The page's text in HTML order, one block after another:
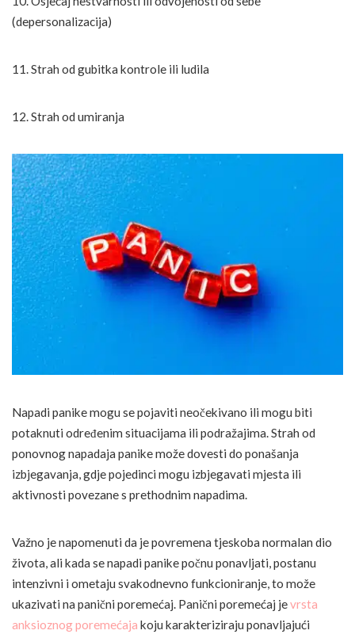
(depersonalizacija)
11. Strah od gubitka kontrole ili ludila
12. Strah od umiranja
Napadi panike mogu se pojaviti neočekivano ili mogu biti
potaknuti određenim situacijama ili podražajima. Strah od
ponovnog napadaja panike može dovesti do ponašanja
izbjegavanja, gdje pojedinci mogu izbjegavati mjesta ili
aktivnosti povezane s prethodnim napadima.
Važno je napomenuti da je povremena tjeskoba normalan dio
života, ali kada se napadi panike počnu ponavljati, postanu
intenzivni i ometaju svakodnevno funkcioniranje, to može
ukazivati na panični poremećaj. Panični poremećaj jevrsta
anksioznog poremećaja koju karakteriziraju ponavljajući